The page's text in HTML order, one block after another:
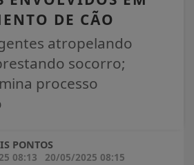
DE CÃO
atropelando
socorro;
processo
PONTOS
08:13
20/05/2025 08:15